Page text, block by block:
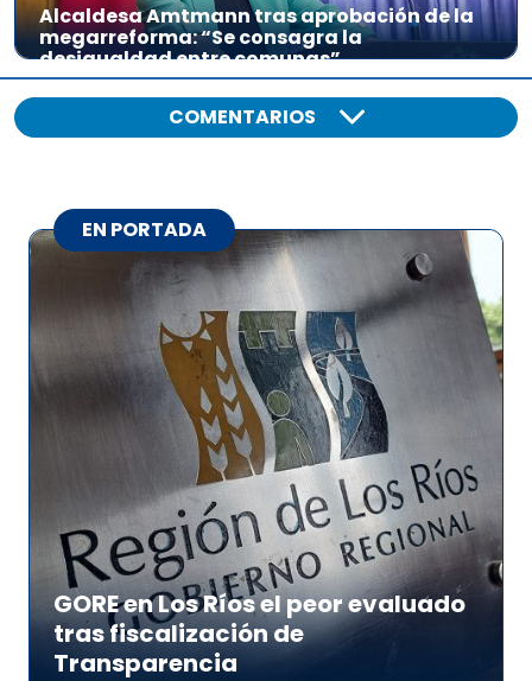
Alcaldesa Amtmann tras aprobación de la
megarreforma: “Se consagra la
desigualdad entre comunas”
COMENTARIOS
EN PORTADA
GORE en Los Ríos el peor evaluado
tras fiscalización de
Transparencia